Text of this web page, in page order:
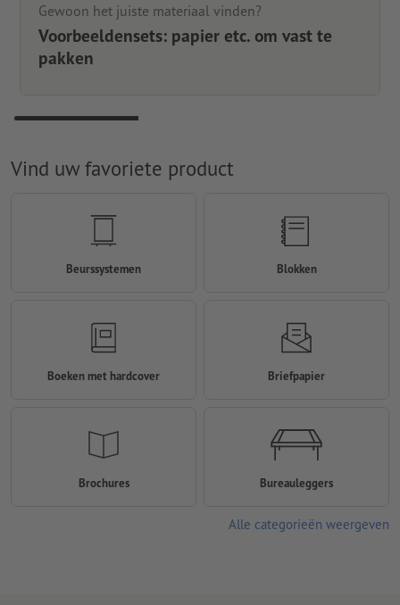
Gewoon het juiste materiaal vinden?
Voorbeeldensets: papier etc. om vast te
pakken
Vind uw favoriete product
Beurssystemen Blokken
Boeken met hardcover Briefpapier
Brochures Bureauleggers
Alle categorieën weergeven